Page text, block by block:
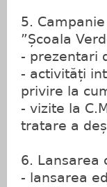
5.
”Școala
- prezentari
- activități
privire la
- vizite la
tratare a
6. Lansarea
- lansarea